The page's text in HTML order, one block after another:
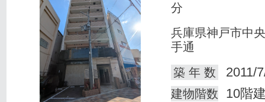
分
兵庫県神戸市中
手通
築 年 数
2011/
建物階数 10階